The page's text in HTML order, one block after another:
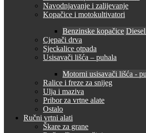
Navodnjavanje i zalijevanje
Kopačice i motokultivatori
Benzinske kopačice
Cjepači drva
Sjeckalice otpada
Usisavači lišća – puhala
Motorni usisavači lišća -
Ralice i freze za snijeg
Ulja i maziva
Pribor za vrtne alate
Ostalo
Ručni vrtni alati
Škare za grane